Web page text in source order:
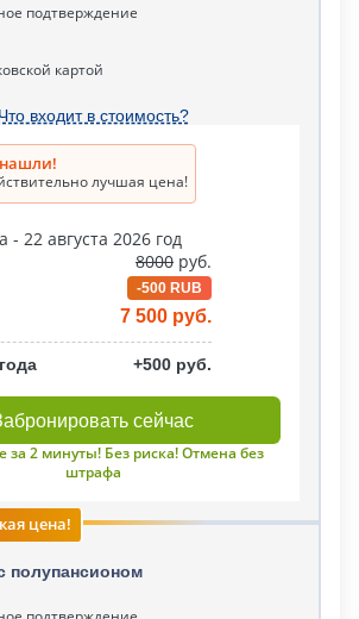
подтверждение
картой
Что входит в стоимость?
лучшая цена!
- 22 августа 2026 год
8000 руб.
-500 RUB
7 500 руб.
+500 руб.
сейчас
за 2 минуты! Без риска! Отмена без
штрафа
цена!
полупансионом